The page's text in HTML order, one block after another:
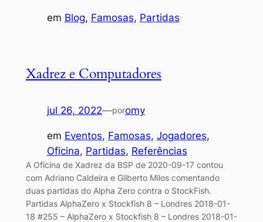
em Blog, Famosas, Partidas
Xadrez e Computadores
jul 26, 2022—poromy
em Eventos, Famosas, Jogadores
Oficina, Partidas, Referências
A Oficina de Xadrez da BSP de 2020-09-17 contou
com Adriano Caldeira e Gilberto Milos comentando
duas partidas do Alpha Zero contra o StockFish.
Partidas AlphaZero x Stockfish 8 – Londres 2018-01-
18 #255 – AlphaZero x Stockfish 8 – Londres 2018-01-